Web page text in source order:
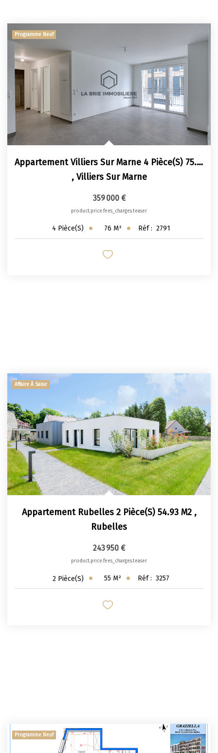
Programme Neuf
Appartement Villiers Sur Marne 4 Pièce(s) 75.50 M2
, Villiers Sur Marne
359 000 €
product.price.fees_charges.teaser
4 Pièce(s) 76 M² Réf : 2791
Affaire À Saisir
Appartement Rubelles 2 Pièce(s) 54.93 M2 ,
Rubelles
243 950 €
product.price.fees_charges.teaser
2 Pièce(s) 55 M² Réf : 3257
Programme Neuf